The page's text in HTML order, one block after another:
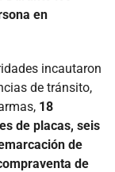
en
incautaron
de tránsito,
18
de placas, seis
de
de